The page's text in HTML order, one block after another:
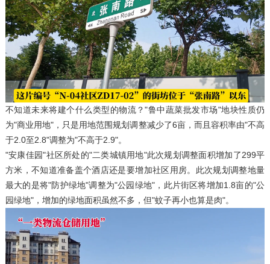
不知道未来将建个什么类型的物流？"鲁中蔬菜批发市场"地块性质仍
为"商业用地"，只是用地范围规划调整减少了6亩，而且容积率由"不高
于2.0至2.8"调整为"不高于2.9"。
"安康佳园"社区所处的"二类城镇用地"此次规划调整面积增加了299平
方米，不知道准备盖个酒店还是要增加社区用房。此次规划调整地量
最大的是将"防护绿地"调整为"公园绿地"，此片街区将增加1.8亩的"公
园绿地"，增加的绿地面积虽然不多，但"蚊子再小也算是肉"。